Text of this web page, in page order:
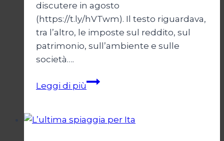
discutere in agosto
(https://t.ly/hVTwm). Il testo riguardava,
tra l’altro, le imposte sul reddito, sul
patrimonio, sull’ambiente e sulle
società….
Leggi di piùTassare